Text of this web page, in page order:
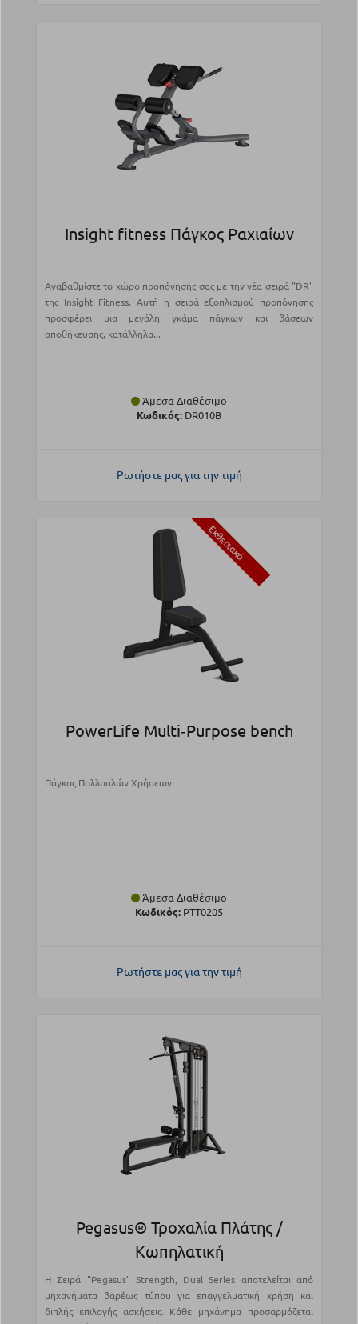
Insight fitness Πάγκος Ραχιαίων
Αναβαθμίστε το χώρο προπόνησής σας με την νέα σειρά "DR"
της Insight Fitness. Αυτή η σειρά εξοπλισμού προπόνησης
προσφέρει μια μεγάλη γκάμα πάγκων και βάσεων
αποθήκευσης, κατάλληλα...
Άμεσα Διαθέσιμο
Κωδικός: DR010B
Ρωτήστε μας για την τιμή
Εκθεσιακό
PowerLife Multi‑Purpose bench
Πάγκος Πολλαπλών Χρήσεων
Άμεσα Διαθέσιμο
Κωδικός: PTT0205
Ρωτήστε μας για την τιμή
Pegasus® Τροχαλία Πλάτης /
Κωπηλατική
Η Σειρά "Pegasus" Strength, Dual Series αποτελείται από
μηχανήματα βαρέως τύπου για επαγγελματική χρήση και
διπλής επιλογής ασκήσεις. Κάθε μηχάνημα προσαρμόζεται